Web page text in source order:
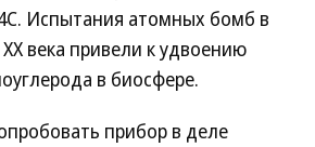
Испытания атомных бомб в
века привели к удвоению
в биосфере.
прибор в деле